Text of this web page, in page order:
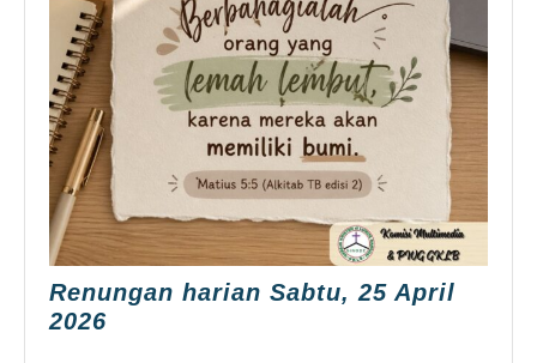
Renungan harian Sabtu, 25 April
2026